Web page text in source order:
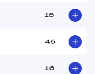
15
45
16